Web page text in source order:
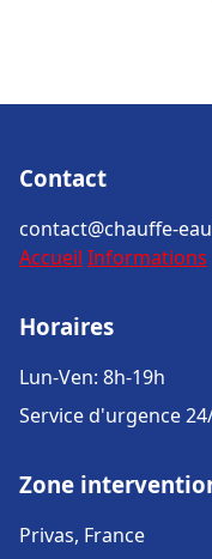
Contact
contact@chauffe-
Accueil Informations
Horaires
Lun-Ven: 8h-19h
Service d'urgence
Zone
Privas, France